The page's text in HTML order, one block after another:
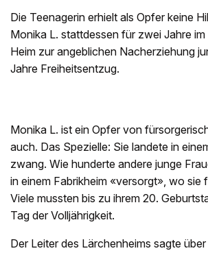
Die Teenagerin erhielt als Opfer keine
Monika L. stattdessen für zwei Jahre
Heim zur angeblichen Nacherziehung
Jahre Freiheitsentzug.
Monika L. ist ein Opfer von
auch. Das Spezielle: Sie landete in
zwang. Wie hunderte andere junge
in einem Fabrikheim «versorgt», wo
Viele mussten bis zu ihrem 20.
Tag der Volljährigkeit.
Der Leiter des Lärchenheims sagte